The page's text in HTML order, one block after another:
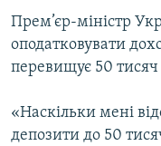
Прем’єр-міністр
оподатковувати
перевищує 50
«Наскільки мені
депозити до 50